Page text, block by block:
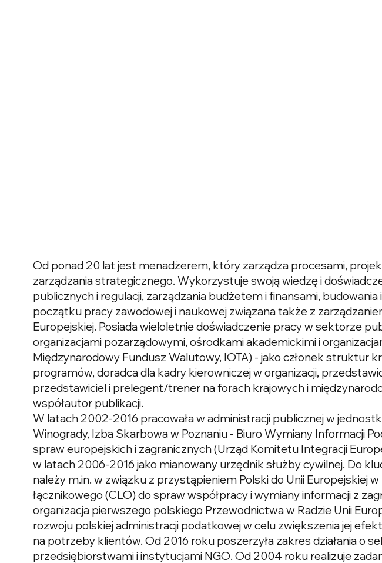
Od ponad 20 lat jest menadżerem, który zarządza procesami,
zarządzania strategicznego. Wykorzystuje swoją wiedzę i
publicznych i regulacji, zarządzania budżetem i finansami,
początku pracy zawodowej i naukowej związana także z
Europejskiej. Posiada wieloletnie doświadczenie pracy w sektorze
organizacjami pozarządowymi, ośrodkami akademickimi i
Międzynarodowy Fundusz Walutowy, IOTA) - jako członek struktur
programów, doradca dla kadry kierowniczej w organizacji,
przedstawiciel i prelegent/trener na forach krajowych i
współautor publikacji.
W latach 2002-2016 pracowała w administracji publicznej w
Winogrady, Izba Skarbowa w Poznaniu - Biuro Wymiany Informacji
spraw europejskich i zagranicznych (Urząd Komitetu Integracji
w latach 2006-2016 jako mianowany urzędnik służby cywilnej. Do
należy m.in. w związku z przystąpieniem Polski do Unii Europejskiej
łącznikowego (CLO) do spraw współpracy i wymiany informacji z
organizacja pierwszego polskiego Przewodnictwa w Radzie Unii
rozwoju polskiej administracji podatkowej w celu zwiększenia jej
na potrzeby klientów. Od 2016 roku poszerzyła zakres działania o
przedsiębiorstwami i instytucjami NGO. Od 2004 roku realizuje